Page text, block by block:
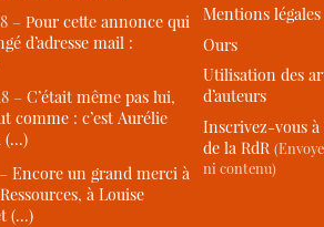
–Pour cette annonce qui
d’adresse mail :
–C’était même pas lui,
comme : c’est Aurélie
(…)
–Encore un grand merci à
à Louise
(…)
Mentions légales
Ours
Utilisation des
d’auteurs
Inscrivez-vous
de la RdR
ni contenu)